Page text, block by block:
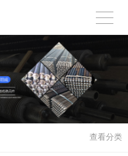
查看分类